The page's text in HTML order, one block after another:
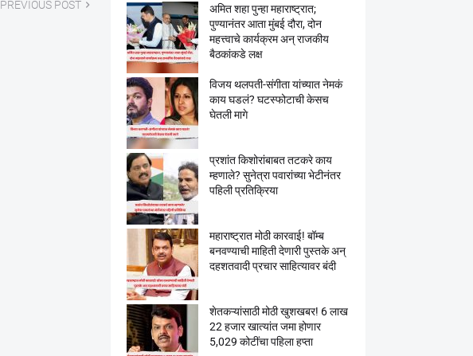
PREVIOUS POST
अमित शहा पुन्हा महाराष्ट्रात;
पुण्यानंतर आता मुंबई दौरा, दोन
महत्त्वाचे कार्यक्रम अन् राजकीय
बैठकांकडे लक्ष
विजय थलपती-संगीता यांच्यात नेमकं
काय घडलं? घटस्फोटाची केसच
घेतली मागे
प्रशांत किशोरांबाबत तटकरे काय
म्हणाले? सुनेत्रा पवारांच्या भेटीनंतर
पहिली प्रतिक्रिया
महाराष्ट्रात मोठी कारवाई! बॉम्ब
बनवण्याची माहिती देणारी पुस्तके अन्
दहशतवादी प्रचार साहित्यावर बंदी
शेतकऱ्यांसाठी मोठी खुशखबर! 6 लाख
22 हजार खात्यांत जमा होणार
5,029 कोटींचा पहिला हप्ता